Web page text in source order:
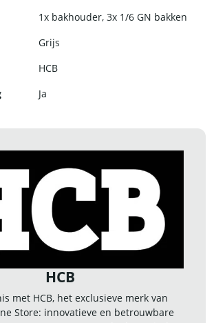
1x bakhouder, 3x 1/6 GN bakken
Grijs
HCB
Ja
HCB
met HCB, het exclusieve merk van
Store: innovatieve en betrouwbare